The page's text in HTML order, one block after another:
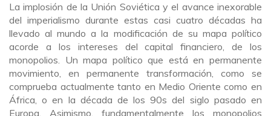
La implosión de la Unión Soviética y el avance inexorable
del imperialismo durante estas casi cuatro décadas ha
llevado al mundo a la modificación de su mapa político
acorde a los intereses del capital financiero, de los
monopolios. Un mapa político que está en permanente
movimiento, en permanente transformación, como se
comprueba actualmente tanto en Medio Oriente como en
África, o en la década de los 90s del siglo pasado en
Europa. Asimismo, fundamentalmente los monopolios